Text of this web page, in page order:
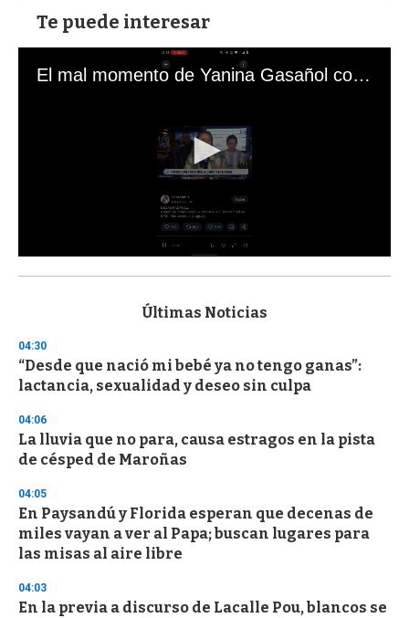
Te puede interesar
El mal momento de Yanina Gasañol con un hincha argentino en "Subrayado"
s
d
s
o
f
3
s
e
c
n
d
Últimas Noticias
04:30
“Desde que nació mi bebé ya no tengo ganas”:
lactancia, sexualidad y deseo sin culpa
04:06
La lluvia que no para, causa estragos en la pista
de césped de Maroñas
04:05
En Paysandú y Florida esperan que decenas de
miles vayan a ver al Papa; buscan lugares para
las misas al aire libre
04:03
En la previa a discurso de Lacalle Pou, blancos se